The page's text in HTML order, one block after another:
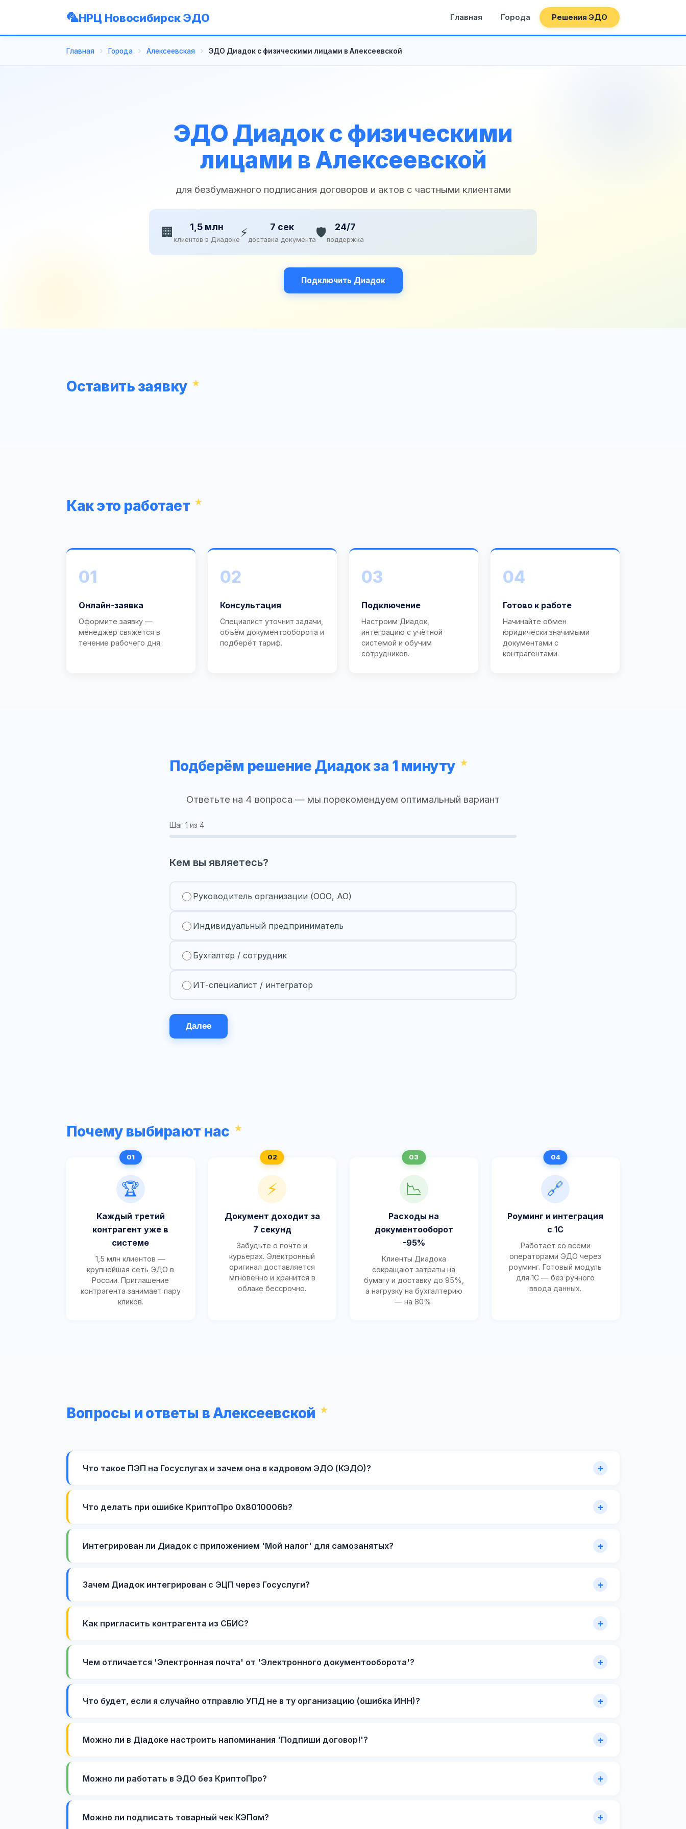
НРЦ Новосибирск ЭДО Главная Города Решения ЭДО
Главная Города Алексеевская ЭДО Диадок с физическими лицами в Алексеевской
ЭДО Диадок с физическими
лицами в Алексеевской
для безбумажного подписания договоров и актов с частными клиентами
🏢 1,5 млн
клиентов в Диадоке ⚡ 7 сек
доставка документа🛡️ 24/7
поддержка
Подключить Диадок
Оставить заявку
Как это работает
01
Онлайн-заявка
Оформите заявку —
менеджер свяжется в
течение рабочего дня.
02
Консультация
Специалист уточнит задачи,
объём документооборота и
подберёт тариф.
03
Подключение
Настроим Диадок,
интеграцию с учётной
системой и обучим
сотрудников.
04
Готово к работе
Начинайте обмен
юридически значимыми
документами с
контрагентами.
Подберём решение Диадок за 1 минуту
Ответьте на 4 вопроса — мы порекомендуем оптимальный вариант
Шаг 1 из 4
Кем вы являетесь?
Руководитель организации (ООО, АО)
Индивидуальный предприниматель
Бухгалтер / сотрудник
ИТ-специалист / интегратор
Далее
Почему выбирают нас
🏆
Каждый третий
контрагент уже в
системе
1,5 млн клиентов —
крупнейшая сеть ЭДО в
России. Приглашение
контрагента занимает пару
кликов.
⚡
Документ доходит за
7 секунд
Забудьте о почте и
курьерах. Электронный
оригинал доставляется
мгновенно и хранится в
облаке бессрочно.
📉
Расходы на
документооборот
-95%
Клиенты Диадока
сокращают затраты на
бумагу и доставку до 95%,
а нагрузку на бухгалтерию
— на 80%.
🔗
Роуминг и интеграция
с 1С
Работает со всеми
операторами ЭДО через
роуминг. Готовый модуль
для 1С — без ручного
ввода данных.
Вопросы и ответы в Алексеевской
Что такое ПЭП на Госуслугах и зачем она в кадровом ЭДО (КЭДО)?
Что делать при ошибке КриптоПро 0x8010006b?
Интегрирован ли Диадок с приложением 'Мой налог' для самозанятых?
Зачем Диадок интегрирован с ЭЦП через Госуслуги?
Как пригласить контрагента из СБИС?
Чем отличается 'Электронная почта' от 'Электронного документооборота'?
Что будет, если я случайно отправлю УПД не в ту организацию (ошибка ИНН)?
Можно ли в Діадоке настроить напоминания 'Подпиши договор!'?
Можно ли работать в ЭДО без КриптоПро?
Можно ли подписать товарный чек КЭПом?